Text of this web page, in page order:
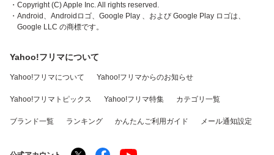
・Copyright (C) Apple Inc. All rights reserved.
・Android、Androidロゴ、Google Play 、および Google Play ロゴは、
Google LLC の商標です。
Yahoo!フリマについて
Yahoo!フリマについて Yahoo!フリマからのお知らせ
Yahoo!フリマトピックス Yahoo!フリマ特集 カテゴリ一覧
ブランド一覧 ランキング かんたんご利用ガイド メール通知設定